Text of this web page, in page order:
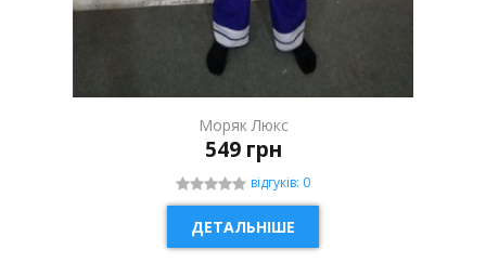
Моряк Люкс
549 грн
відгуків: 0
ДЕТАЛЬНІШЕ